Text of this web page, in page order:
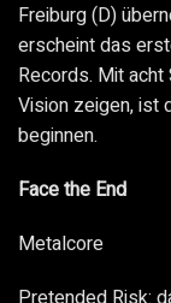
Freiburg (D)
erscheint das
Records. Mit
Vision zeigen, ist
beginnen.
Face the End
Metalcore